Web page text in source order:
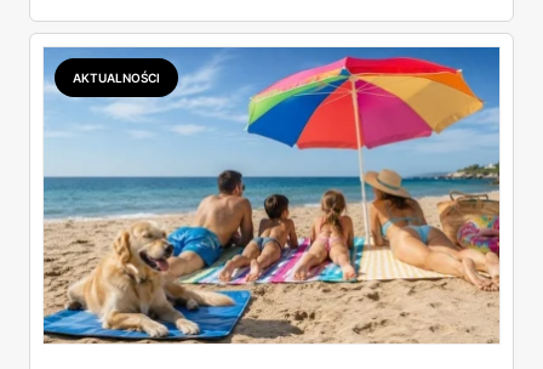
bawełniane ubranka dla dzieci, koszulki z bajkowymi
postaciami. Wszystko z jednej gazetki, bez biegania po
pół mieście.
AKTUALNOŚCI